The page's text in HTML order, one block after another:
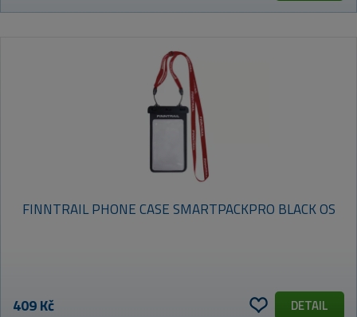
FINNTRAIL PHONE CASE SMARTPACKPRO BLACK OS
409 Kč DETAIL